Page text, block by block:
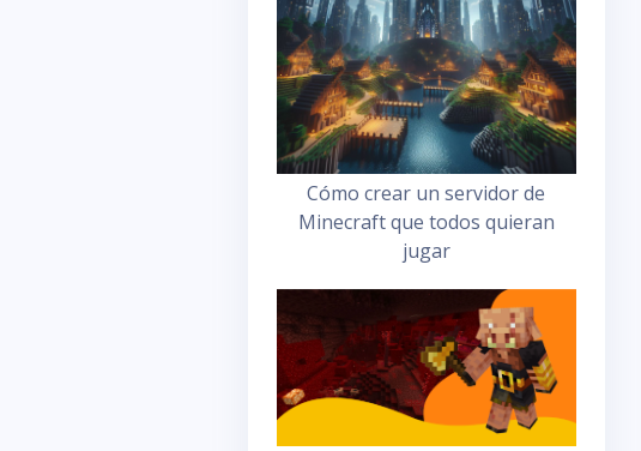
Cómo crear un servidor de
Minecraft que todos quieran
jugar